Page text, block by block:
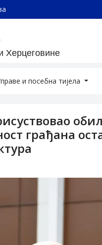
Херцеговине
и посебна тијела
грађана